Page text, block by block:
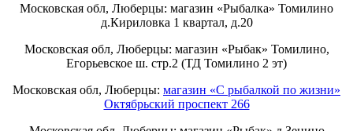
Московская обл, Люберцы: магазин «Рыбалка» Томилино
д.Кириловка 1 квартал, д.20
Московская обл, Люберцы: магазин «Рыбак» Томилино,
Егорьевское ш. стр.2 (ТД Томилино 2 эт)
Московская обл, Люберцы: магазин «С рыбалкой по жизни»
Октябрьский проспект 266